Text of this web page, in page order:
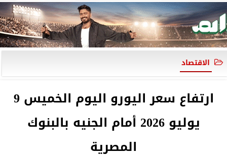
الاقتصاد
ارتفاع سعر اليورو اليوم الخميس 9
يوليو 2026 أمام الجنيه بالبنوك
المصرية